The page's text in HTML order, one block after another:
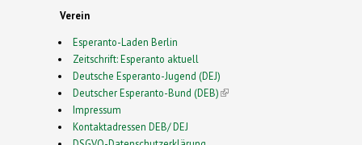
Verein
Esperanto-Laden Berlin
Zeitschrift: Esperanto aktuell
Deutsche Esperanto-Jugend (DEJ)
Deutscher Esperanto-Bund (DEB)(link is external)
Impressum
Kontaktadressen DEB/ DEJ